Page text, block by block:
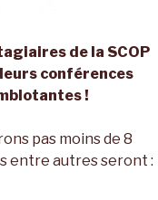
de la SCOP
conférences
!
pas moins de 8
entre autres seront :